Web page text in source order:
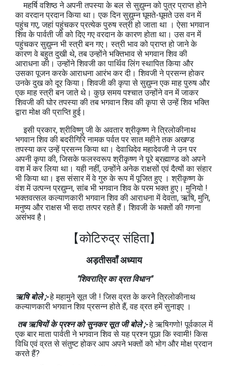
महर्षि वशिष्ठ ने अपनी तपस्या के बल से सुद्युम्न को पुत्र प्राप्त होने
का वरदान प्रदान किया था। एक दिन सुद्युम्न घूमते-घूमते उस वन में
पहुंच गए, जहां पहुंचकर प्रत्येक पुरुष स्त्री हो जाता था । ऐसा भगवान
शिव के पार्वती जी को दिए गए वरदान के कारण होता था। उस वन में
पहुंचकर सुद्युम्न भी स्त्री बन गए। स्त्री भाव को प्राप्त हो जाने के
कारण वे बहुत दुखी थे, तब उन्होंने भक्तिभाव से भगवान शिव की
आराधना की। उन्होंने शिवजी का पार्थिव लिंग स्थापित किया और
उसका पूजन करके आराधना आरंभ कर दी। शिवजी ने प्रसन्न होकर
उनके दुख को दूर किया। शिवजी की कृपा से सुद्युम्न एक माह पुरुष और
एक माह स्त्री बन जाते थे। कुछ समय पश्चात उन्होंने वन में जाकर
शिवजी की घोर तपस्या की तब भगवान शिव की कृपा से उन्हें शिव भक्ति
द्वारा मोक्ष की प्राप्ति हुई।
इसी प्रकार, श्रीविष्णु जी के अवतार श्रीकृष्ण ने त्रिलोकीनाथ
भगवान शिव की बदरीगिरि नामक पर्वत पर सात महीने तक अखण्ड
तपस्या कर उन्हें प्रसन्न किया था। देवाधिदेव महादेवजी ने उन पर
अपनी कृपा की, जिसके फलस्वरूप श्रीकृष्ण ने पूरे ब्रह्माण्ड को अपने
वश में कर लिया था। यही नहीं, उन्होंने अनेक राक्षसों एवं दैत्यों का संहार
भी किया था। इस संसार में वे गुरु के रूप में पूजित हुए । श्रीकृष्ण के
वंश में उत्पन्न प्रद्युम्न, सांब भी भगवान शिव के परम भक्त हुए। मुनियो !
भक्तवत्सल कल्याणकारी भगवान शिव की आराधना में देवता, ऋषि, मुनि,
मनुष्य और राक्षस भी सदा तत्पर रहते हैं। शिवजी के भक्तों की गणना
असंभव है।
【कोटिरुद्र संहिता】
अड़तीसवाँ अध्याय
"शिवरात्रि का व्रत विधान"
ऋषि बोले ;-हे महामुने सूत जी ! जिस व्रत के करने त्रिलोकीनाथ
कल्याणकारी भगवान शिव प्रसन्न होते हैं, वह व्रत हमें सुनाइए ।
तब ऋषियों के प्रश्न को सुनकर सूत जी बोले ;-हे ऋषिगणो! पूर्वकाल में
एक बार माता पार्वती ने भगवान शिव से यह प्रश्न पूछा कि स्वामी! किस
विधि एवं व्रत से संतुष्ट होकर आप अपने भक्तों को भोग और मोक्ष प्रदान
करते हैं?